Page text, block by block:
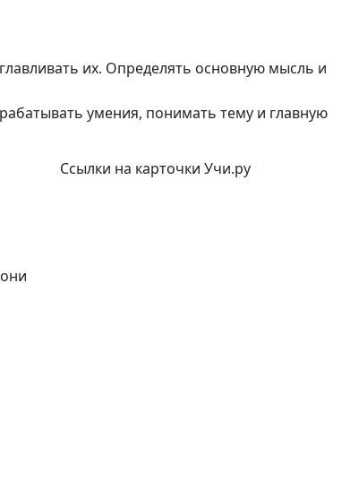
их. Определять основную мысль и
умения, понимать тему и главную
Ссылки на карточки Учи.ру